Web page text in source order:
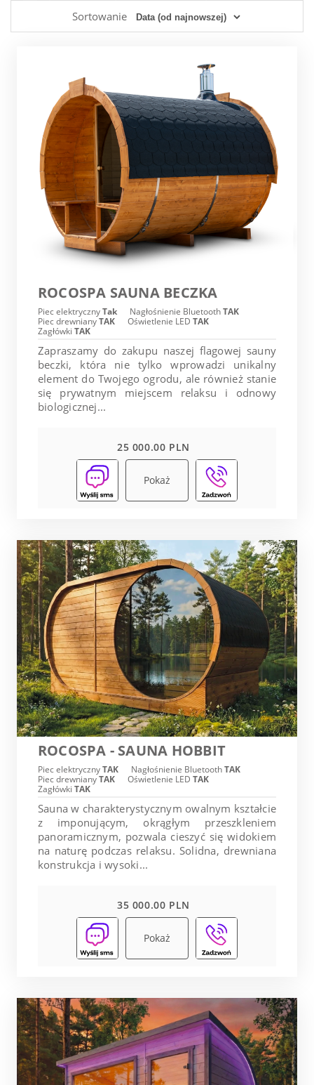
Sortowanie
ROCOSPA SAUNA BECZKA
Piec elektrycznyTak Nagłośnienie BluetoothTAK
Piec drewnianyTAK Oświetlenie LED TAK
Zagłówki TAK
Zapraszamy do zakupu naszej flagowej sauny
beczki, która nie tylko wprowadzi unikalny
element do Twojego ogrodu, ale również stanie
się prywatnym miejscem relaksu i odnowy
biologicznej...
25 000.00 PLN
Pokaż
ROCOSPA - SAUNA HOBBIT
Piec elektrycznyTAK Nagłośnienie BluetoothTAK
Piec drewnianyTAK Oświetlenie LED TAK
Zagłówki TAK
Sauna w charakterystycznym owalnym kształcie
z imponującym, okrągłym przeszkleniem
panoramicznym, pozwala cieszyć się widokiem
na naturę podczas relaksu. Solidna, drewniana
konstrukcja i wysoki...
35 000.00 PLN
Pokaż